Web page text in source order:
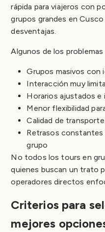
rápida para viajeros con
grupos grandes en
desventajas.
Algunos de los
Grupos masivos con
Interacción muy
Horarios ajustados e
Menor flexibilidad
Calidad de
Retrasos constantes
grupo
No todos los tours en
quienes buscan un trato
operadores directos
Criterios para
mejores